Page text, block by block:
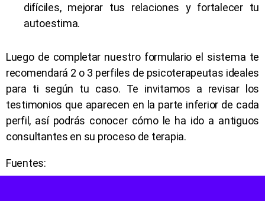
difíciles, mejorar tus relaciones y fortalecer tu
autoestima.
Luego de completar nuestro formulario el sistema te
recomendará 2 o 3 perfiles de psicoterapeutas ideales
para ti según tu caso. Te invitamos a revisar los
testimonios que aparecen en la parte inferior de cada
perfil, así podrás conocer cómo le ha ido a antiguos
consultantes en su proceso de terapia.
Fuentes: